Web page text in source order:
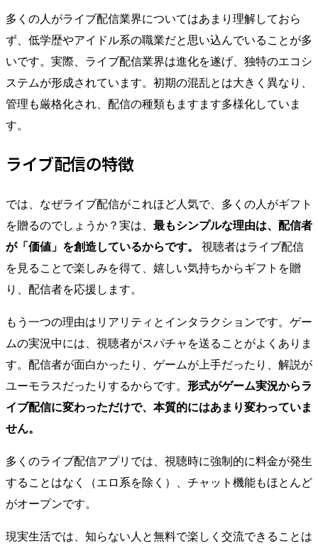
多くの人がライブ配信業界についてはあまり理解しておら
ず、低学歴やアイドル系の職業だと思い込んでいることが多
いです。実際、ライブ配信業界は進化を遂げ、独特のエコシ
ステムが形成されています。初期の混乱とは大きく異なり、
管理も厳格化され、配信の種類もますます多様化していま
す。
ライブ配信の特徴
では、なぜライブ配信がこれほど人気で、多くの人がギフト
を贈るのでしょうか？実は、 最もシンプルな理由は、配信者
が「価値」を創造しているからです。
視聴者はライブ配信
を見ることで楽しみを得て、嬉しい気持ちからギフトを贈
り、配信者を応援します。
もう一つの理由はリアリティとインタラクションです。ゲー
ムの実況中には、視聴者がスパチャを送ることがよくありま
す。配信者が面白かったり、ゲームが上手だったり、解説が
ユーモラスだったりするからです。 形式がゲーム実況からラ
イブ配信に変わっただけで、本質的にはあまり変わっていま
せん。
多くのライブ配信アプリでは、視聴時に強制的に料金が発生
することはなく（エロ系を除く）、チャット機能もほとんど
がオープンです。
現実生活では、知らない人と無料で楽しく交流できることは